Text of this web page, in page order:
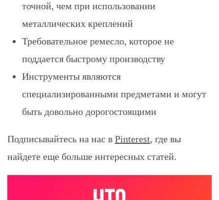
точной, чем при использовании
металлических креплений
Требовательное ремесло, которое не
поддается быстрому производству
Инструменты являются
специализированными предметами и могут
быть довольно дорогостоящими
Подписывайтесь на нас в Pinterest, где вы
найдете еще больше интересных статей.